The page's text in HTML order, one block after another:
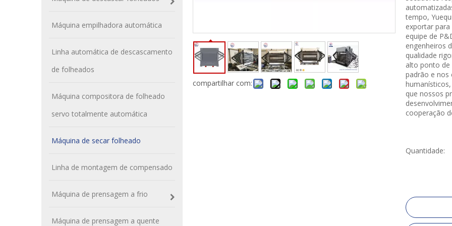
Máquina empilhadora automática
Linha automática de descascamento
de folheados
Máquina compositora de folheado
servo totalmente automática
Máquina de secar folheado
Linha de montagem de compensado
Máquina de prensagem a frio
Máquina de prensagem a quente
compartilhar com:
tempo,
exportar
equipe de
engenheiros
qualidade
alto ponto de
padrão e nos
que nossos
cooperação
Quantidade: